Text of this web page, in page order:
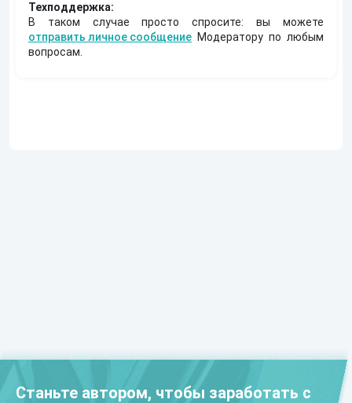
Техподдержка:
В таком случае просто спросите: вы можете
отправить личное сообщение Модератору по любым
вопросам.
Станьте автором, чтобы заработать с